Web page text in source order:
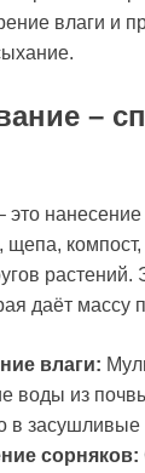
влаги и
–
нанесение
щепа, компост,
растений.
даёт массу
влаги:
воды из
в
сорняков: